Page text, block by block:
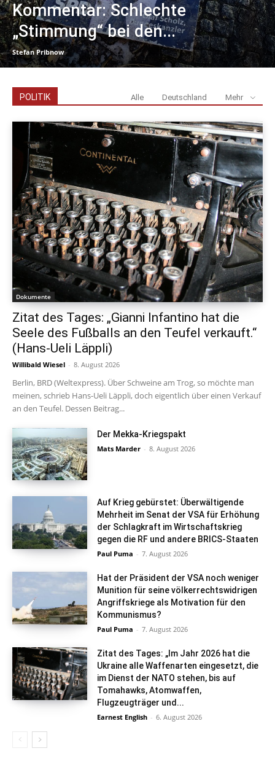
Kommentar: Schlechte
„Stimmung“ bei den...
Stefan Pribnow
POLITIK Alle Deutschland Mehr
Dokumente
Zitat des Tages: „Gianni Infantino hat die
Seele des Fußballs an den Teufel verkauft.“
(Hans-Ueli Läppli)
Willibald Wiesel - 8. August 2026
Berlin, BRD (Weltexpress). Über Schweine am Trog, so möchte man
meinen, schrieb Hans-Ueli Läppli, doch eigentlich über einen Verkauf
an den Teufel. Dessen Beitrag...
Der Mekka-Kriegspakt
Mats Marder - 8. August 2026
Auf Krieg gebürstet: Überwältigende
Mehrheit im Senat der VSA für Erhöhung
der Schlagkraft im Wirtschaftskrieg
gegen die RF und andere BRICS-Staaten
Paul Puma - 7. August 2026
Hat der Präsident der VSA noch weniger
Munition für seine völkerrechtswidrigen
Angriffskriege als Motivation für den
Kommunismus?
Paul Puma - 7. August 2026
Zitat des Tages: „Im Jahr 2026 hat die
Ukraine alle Waffenarten eingesetzt, die
im Dienst der NATO stehen, bis auf
Tomahawks, Atomwaffen,
Flugzeugträger und...
Earnest English - 6. August 2026